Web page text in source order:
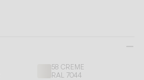
58 CREME
RAL 7044